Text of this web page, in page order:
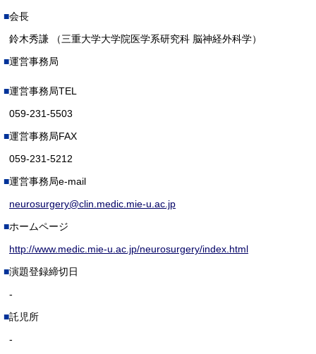
会長
鈴木秀謙 （三重大学大学院医学系研究科 脳神経外科学）
運営事務局
運営事務局TEL
059-231-5503
運営事務局FAX
059-231-5212
運営事務局e-mail
neurosurgery@clin.medic.mie-u.ac.jp
ホームページ
http://www.medic.mie-u.ac.jp/neurosurgery/index.html
演題登録締切日
-
託児所
-